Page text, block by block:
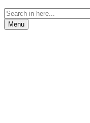
Search
for:Menu Skip
to